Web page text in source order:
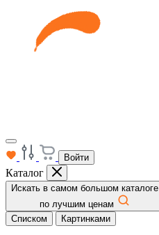
Войти
Каталог
Искать в самом большом каталоге
по лучшим ценам
Списком
Картинками